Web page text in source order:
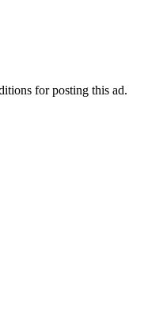
for posting this ad.